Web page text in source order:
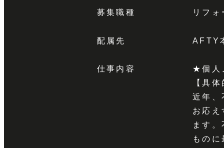
募集職種 リフ
配属先 AFTY
仕事内容
★個人
【具
近年、
お応え
ます
もの